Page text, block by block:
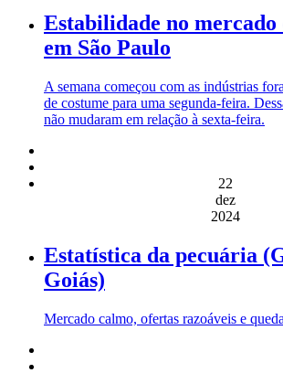
Estabilidade no mercado
em São Paulo
A semana começou com as indústrias
de costume para uma segunda-feira.
não mudaram em relação à sexta-feira.
22
dez
2024
Estatística da pecuária
Goiás)
Mercado calmo, ofertas razoáveis e